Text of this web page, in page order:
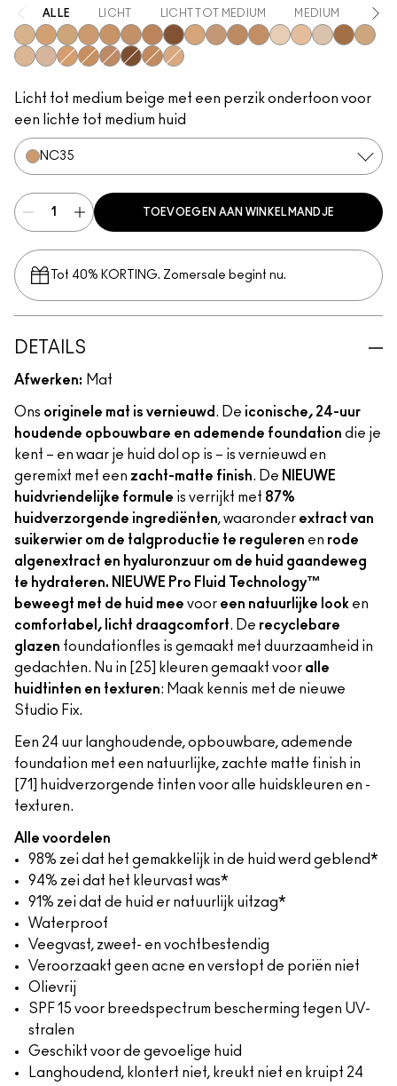
ALLE LICHT LICHT TOT MEDIUM MEDIUM
NC15NC20NC30NC35NC37NC40NC45NC50NW15
Licht tot medium beige met een perzik ondertoon voor
een lichte tot medium huid
NC35
TOEVOEGEN AAN WINKELMANDJE
Tot 40% KORTING. Zomersale begint nu.
DETAILS
Afwerken: Mat
Ons originele mat is vernieuwd . De iconische, 24-uur
houdende opbouwbare en ademende foundation die je
kent – en waar je huid dol op is – is vernieuwd en
geremixt met een zacht-matte finish. De NIEUWE
huidvriendelijke formule is verrijkt met 87%
huidverzorgende ingrediënten, waaronder extract van
suikerwier om de talgproductie te reguleren en rode
algenextract en hyaluronzuur om de huid gaandeweg
te hydrateren. NIEUWE Pro Fluid Technology™
beweegt met de huid mee voor een natuurlijke look en
comfortabel, licht draagcomfort. De recyclebare
glazen foundationfles is gemaakt met duurzaamheid in
gedachten. Nu in [25] kleuren gemaakt voor alle
huidtinten en texturen: Maak kennis met de nieuwe
Studio Fix.
Een 24 uur langhoudende, opbouwbare, ademende
foundation met een natuurlijke, zachte matte finish in
[71] huidverzorgende tinten voor alle huidskleuren en -
texturen.
Alle voordelen
98% zei dat het gemakkelijk in de huid werd geblend*
94% zei dat het kleurvast was*
91% zei dat de huid er natuurlijk uitzag*
Waterproof
Veegvast, zweet- en vochtbestendig
Veroorzaakt geen acne en verstopt de poriën niet
Olievrij
SPF 15 voor breedspectrum bescherming tegen UV-
stralen
Geschikt voor de gevoelige huid
Langhoudend, klontert niet, kreukt niet en kruipt 24